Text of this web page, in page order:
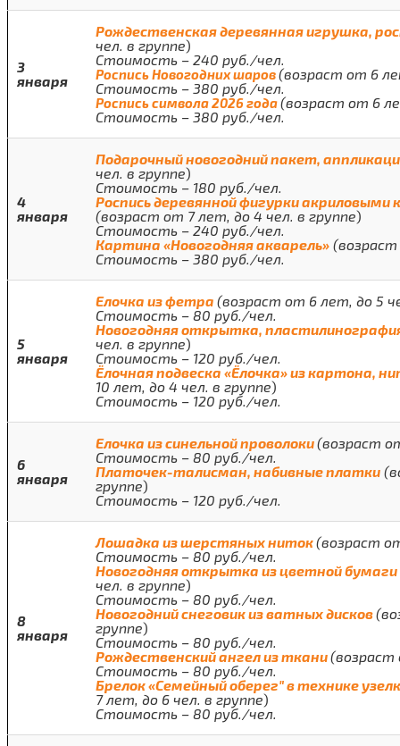
3
января
Рождественская деревянная игрушка,
чел. в группе)
Стоимость – 240 руб./чел.
Роспись Новогодних шаров(возраст от 6
Стоимость – 380 руб./чел.
Роспись символа 2026 года(возраст от 6
Стоимость – 380 руб./чел.
4
января
Подарочный новогодний пакет,
чел. в группе)
Стоимость – 180 руб./чел.
Роспись деревянной фигурки акриловыми
(возраст от 7 лет, до 4 чел. в группе)
Стоимость – 240 руб./чел.
Картина «Новогодняя акварель» (возраст
Стоимость – 380 руб./чел.
5
января
Елочка из фетра(возраст от 6 лет, до 5
Стоимость – 80 руб./чел.
Новогодняя открытка,
чел. в группе)
Стоимость – 120 руб./чел.
Ёлочная подвеска «Ёлочка» из картона,
10 лет, до 4 чел. в группе)
Стоимость – 120 руб./чел.
6
января
Елочка из синельной проволоки(возраст
Стоимость – 80 руб./чел.
Платочек-талисман, набивные платки
группе)
Стоимость – 120 руб./чел.
8
января
Лошадка из шерстяных ниток(возраст
Стоимость – 80 руб./чел.
Новогодняя открытка из цветной бумаги
чел. в группе)
Стоимость – 80 руб./чел.
Новогодний снеговик из ватных дисков
группе)
Стоимость – 80 руб./чел.
Рождественский ангел из ткани(возраст
Стоимость – 80 руб./чел.
Брелок «Семейный оберег" в технике
7 лет, до 6 чел. в группе)
Стоимость – 80 руб./чел.